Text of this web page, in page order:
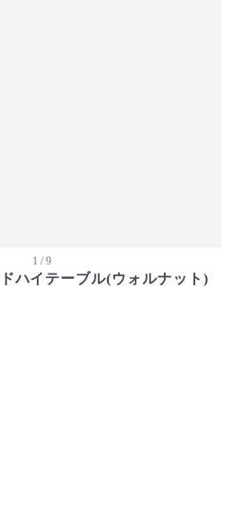
1 / 9
ハイテーブル(ウォルナット)